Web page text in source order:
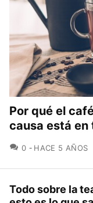
Por qué el
causa está en
0 COMENTARIOS
HACE 5 AÑOS
Todo sobre la